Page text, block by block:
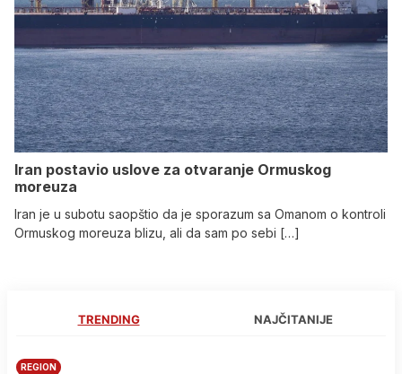
Iran postavio uslove za otvaranje Ormuskog
moreuza
Iran je u subotu saopštio da je sporazum sa Omanom o kontroli
Ormuskog moreuza blizu, ali da sam po sebi […]
TRENDING NAJČITANIJE
REGION